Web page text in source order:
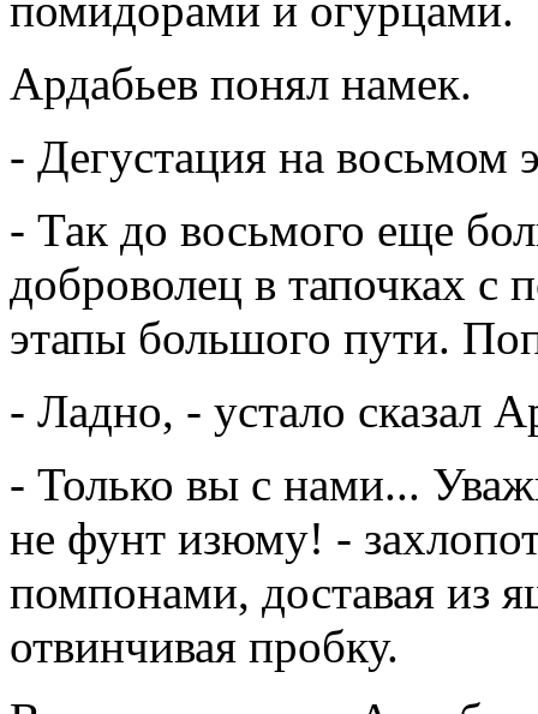
Ардабьев понял намек.
- Дегустация на восьмом
- Так до восьмого еще
доброволец в тапочках с
этапы большого пути.
- Ладно, - устало сказал
- Только вы с нами...
не фунт изюму! -
помпонами, доставая из
отвинчивая пробку.